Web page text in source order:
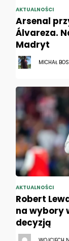
AKTUALNOŚCI
Arsenal
Álvareza.
Madryt
MICHAŁ
AKTUALNOŚCI
Robert
na wybory
decyzją